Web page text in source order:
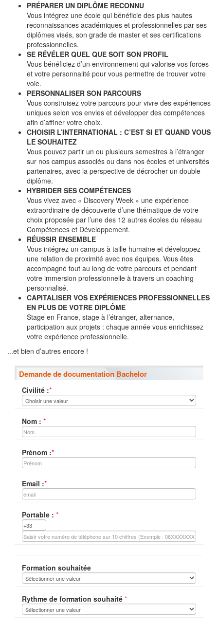
PRÉPARER UN DIPLÔME RECONNU
Vous intégrez une école qui bénéficie des plus hautes
reconnaissances académiques et professionnelles par ses
diplômes visés, son grade de master et ses certifications
professionnelles.
SE RÉVÉLER QUEL QUE SOIT SON PROFIL
Vous bénéficiez d’un environnement qui valorise vos forces
et votre personnalité pour vous permettre de trouver votre
voie.
PERSONNALISER SON PARCOURS
Vous construisez votre parcours pour vivre des expériences
uniques selon vos envies et développer des compétences
afin d’affiner votre choix.
CHOISIR L’INTERNATIONAL : C’EST SI ET QUAND VOUS
LE SOUHAITEZ
Vous pouvez partir un ou plusieurs semestres à l’étranger
sur nos campus associés ou dans nos écoles et universités
partenaires, avec la perspective de décrocher un double
diplôme.
HYBRIDER SES COMPÉTENCES
Vous vivez avec « Discovery Week » une expérience
extraordinaire de découverte d’une thématique de votre
choix proposée par l’une des 12 autres écoles du réseau
Compétences et Développement.
RÉUSSIR ENSEMBLE
Vous intégrez un campus à taille humaine et développez
une relation de proximité avec nos équipes. Vous êtes
accompagné tout au long de votre parcours et pendant
votre immersion professionnelle à travers un coaching
personnalisé.
CAPITALISER VOS EXPÉRIENCES PROFESSIONNELLES
EN PLUS DE VOTRE DIPLÔME
Stage en France, stage à l’étranger, alternance,
participation aux projets : chaque année vous enrichissez
votre expérience professionnelle.
...et bien d’autres encore !
Demande de documentation Bachelor
Civilité :*
Nom : *
Prénom :*
Email :*
Portable : *
Formation souhaitée
Rythme de formation souhaité *